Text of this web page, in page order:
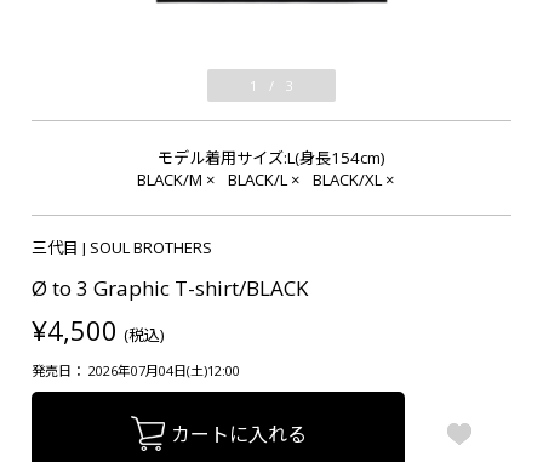
1 / 3
モデル着用サイズ:L(身長154cm)
BLACK/M × BLACK/L × BLACK/XL ×
三代目 J SOUL BROTHERS
Ø to 3 Graphic T-shirt/BLACK
¥4,500 (税込)
発売日： 2026年07月04日(土)12:00
カートに入れる